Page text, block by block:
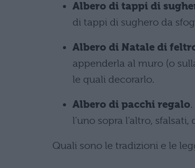
Albero di tappi di
di tappi di sughero da
Albero di Natale di
appenderla al muro (o
le quali decorarlo.
Albero di pacchi regalo
l’uno sopra l’altro,
Quali sono le tradizioni e le